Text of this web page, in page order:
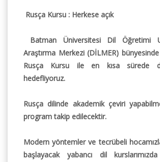
Rusça Kursu : Herkese açık
Batman Üniversitesi Dil Öğretimi
Araştırma Merkezi (DİLMER)
Rusça Kursu ile en kısa sürede
hedefliyoruz.
Rusça dilinde akademik çeviri
program takip edilecektir.
Modern yöntemler ve tecrübeli
başlayacak yabancı dil